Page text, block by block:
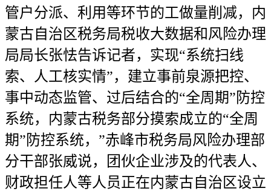
管户分派、利用等环节的工做量削减，内
蒙古自治区税务局税收大数据和风险办理
局局长张怯告诉记者，实现“系统扫线
索、人工核实情”，建立事前泉源把控、
事中动态监管、过后结合的“全周期”防控
系统，内蒙古税务部分摸索成立的“全周
期”防控系统，”赤峰市税务局风险办理部
分干部张威说，团伙企业涉及的代表人、
财政担任人等人员正在内蒙古自治区设立